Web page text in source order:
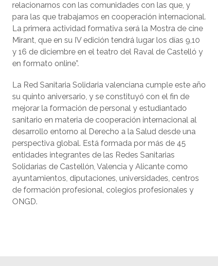
relacionarnos con las comunidades con las que, y
para las que trabajamos en cooperación internacional.
La primera actividad formativa será la Mostra de cine
Mirant, que en su IV edición tendrá lugar los días 9,10
y 16 de diciembre en el teatro del Raval de Castelló y
en formato online”.
La Red Sanitaria Solidaria valenciana cumple este año
su quinto aniversario, y se constituyó con el fin de
mejorar la formación de personal y estudiantado
sanitario en materia de cooperación internacional al
desarrollo entorno al Derecho a la Salud desde una
perspectiva global. Está formada por más de 45
entidades integrantes de las Redes Sanitarias
Solidarias de Castellón, Valencia y Alicante como
ayuntamientos, diputaciones, universidades, centros
de formación profesional, colegios profesionales y
ONGD.